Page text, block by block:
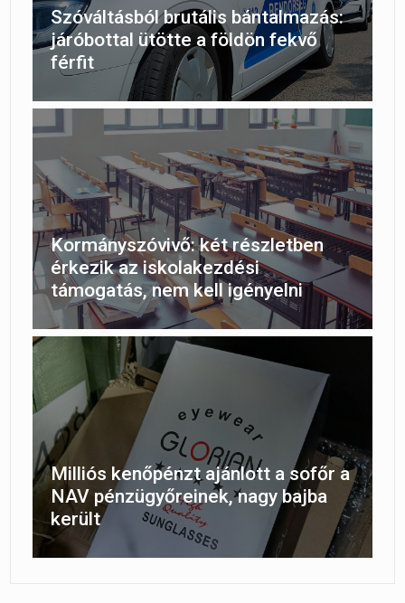
Szóváltásból brutális bántalmazás:
járóbottal ütötte a földön fekvő
férfit
Kormányszóvivő: két részletben
érkezik az iskolakezdési
támogatás, nem kell igényelni
Milliós kenőpénzt ajánlott a sofőr a
NAV pénzügyőreinek, nagy bajba
került